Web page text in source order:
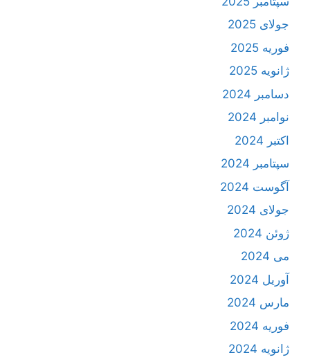
جولای 2025
فوریه 2025
ژانویه 2025
دسامبر 2024
نوامبر 2024
اکتبر 2024
سپتامبر 2024
آگوست 2024
جولای 2024
ژوئن 2024
می 2024
آوریل 2024
مارس 2024
فوریه 2024
ژانویه 2024